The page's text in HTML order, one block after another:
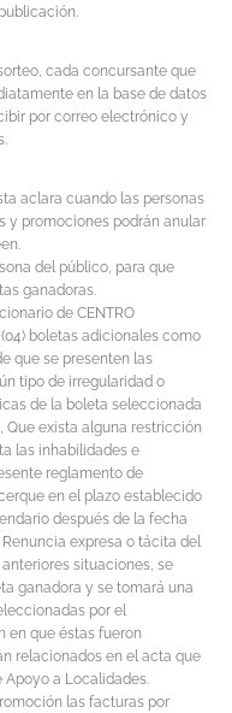
cada concursante que
en la base de datos
por correo electrónico y
aclara cuando las personas
y promociones podrán anular
del público, para que
ganadoras.
de CENTRO
(04) boletas adicionales como
que se presenten las
tipo de irregularidad o
de la boleta seleccionada
Que exista alguna restricción
las inhabilidades e
reglamento de
en el plazo establecido
después de la fecha
expresa o tácita del
situaciones, se
ganadora y se tomará una
por el
en que éstas fueron
relacionados en el acta que
a Localidades.
las facturas por